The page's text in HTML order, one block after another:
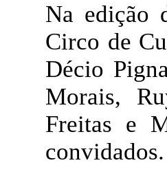
Na edição
Circo de
Décio
Morais,
Freitas e
convidados.